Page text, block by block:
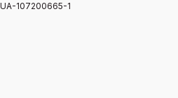
UA-107200665-1